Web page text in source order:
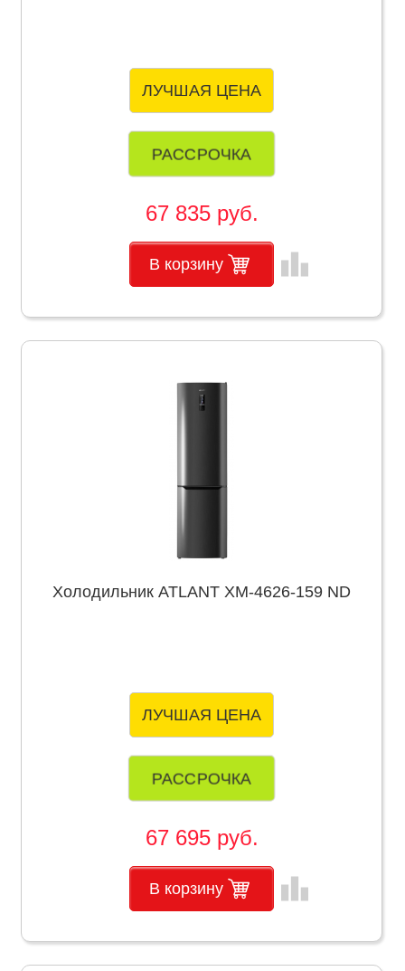
ЛУЧШАЯ ЦЕНА
РАССРОЧКА
67 835 руб.
В корзину leaderboard
Холодильник ATLANT ХМ-4626-159 ND
ЛУЧШАЯ ЦЕНА
РАССРОЧКА
67 695 руб.
В корзину leaderboard